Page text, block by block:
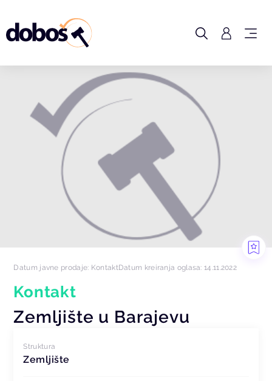
Datum javne prodaje: KontaktDatum kreiranja oglasa: 14.11.2022
Kontakt
Zemljište u Barajevu
Struktura
Zemljište